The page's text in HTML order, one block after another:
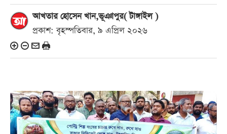
আখতার হোসেন খান,ভূঞাপুর( টাঙ্গাইল )
প্রকাশ: বৃহস্পতিবার, ৯ এপ্রিল ২০২৬